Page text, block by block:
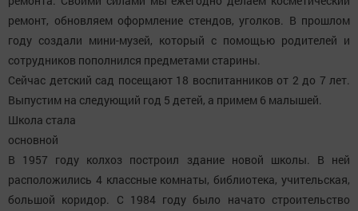
ремонт, обновляем оформление стендов, уголков. В прошлом
году создали мини-музей, который с помощью родителей и
сотрудников пополнился предметами старины.
Сейчас детский сад посещают 18 воспитанников от 2 до 7 лет.
Выпустим на следующий год 5 детей, а примем 6 малышей.
Школа стала
основной
В 1957 году колхоз построил здание новой школы. В ней
расположились 4 классные комнаты, библиотека, учительская,
большой коридор. С 1984 году было начато строительство